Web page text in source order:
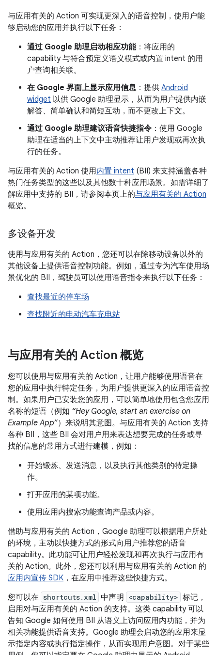
与应用有关的 Action 可实现更深入的语音控制，使用户能
够启动您的应用并执行以下任务：
通过 Google 助理启动相应功能：将应用的
capability 与符合预定义语义模式或内置 intent 的用
户查询相关联。
在 Google 界面上显示应用信息 ：提供 Android
widget 以供 Google 助理显示，从而为用户提供内嵌
解答、简单确认和简短互动，而不更改上下文。
通过 Google 助理建议语音快捷指令 ：使用 Google
助理在适当的上下文中主动推荐让用户发现或再次执
行的任务。
与应用有关的 Action 使用内置 intent (BII) 来支持涵盖各种
热门任务类型的这些以及其他数十种应用场景。如需详细了
解应用中支持的 BII，请参阅本页上的与应用有关的 Action
概览。
多设备开发
使用与应用有关的 Action，您还可以在除移动设备以外的
其他设备上提供语音控制功能。例如，通过专为汽车使用场
景优化的 BII，驾驶员可以使用语音指令来执行以下任务：
查找最近的停车场
查找附近的电动汽车充电站
与应用有关的 Action 概览
您可以使用与应用有关的 Action，让用户能够使用语音在
您的应用中执行特定任务，为用户提供更深入的应用语音控
制。如果用户已安装您的应用，可以简单地使用包含您应用
名称的短语（例如 “Hey Google, start an exercise on
Example App”）来说明其意图。与应用有关的 Action 支持
各种 BII，这些 BII 会对用户用来表达想要完成的任务或寻
找的信息的常用方式进行建模，例如：
开始锻炼、发送消息，以及执行其他类别的特定操
作。
打开应用的某项功能。
使用应用内搜索功能查询产品或内容。
借助与应用有关的 Action，Google 助理可以根据用户所处
的环境，主动以快捷方式的形式向用户推荐您的语音
capability。此功能可让用户轻松发现和再次执行与应用有
关的 Action。此外，您还可以利用与应用有关的 Action 的
应用内宣传 SDK ，在应用中推荐这些快捷方式。
您可以在 shortcuts.xml 中声明 <capability> 标记，
启用对与应用有关的 Action 的支持。这类 capability 可以
告知 Google 如何使用 BII 从语义上访问应用内功能，并为
相关功能提供语音支持。Google 助理会启动您的应用来显
示指定内容或执行指定操作，从而实现用户意图。对于某些